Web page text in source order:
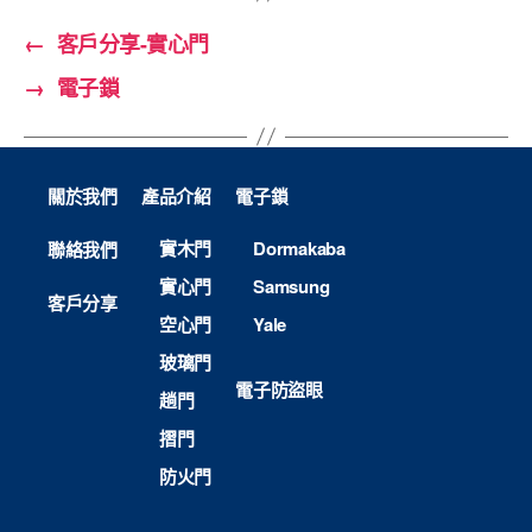
← 客戶分享-實心門
→ 電子鎖
關於我們
聯絡我們
客戶分享
產品介紹
實木門
實心門
空心門
玻璃門
趟門
摺門
防火門
電子鎖
Dormakaba
Samsung
Yale
電子防盜眼